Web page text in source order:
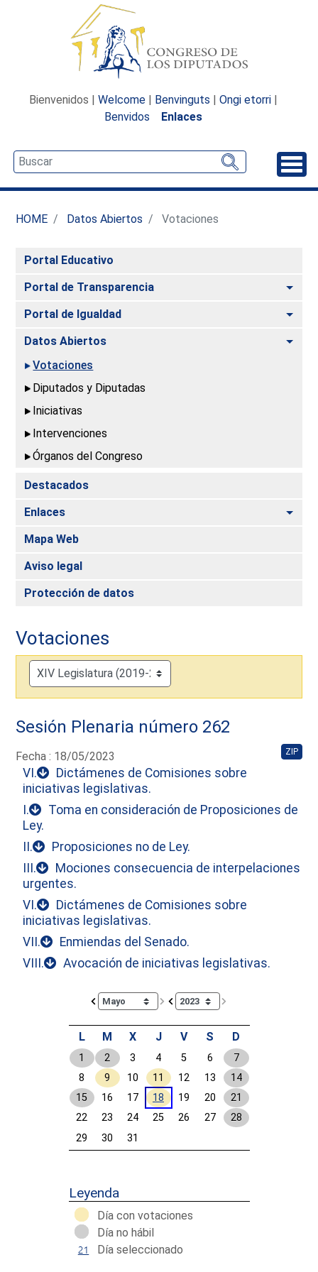
Bienvenidos | Welcome | Benvinguts | Ongi etorri |
Benvidos
Enlaces
HOME Datos Abiertos Votaciones
Portal Educativo
Portal de Transparencia
Portal de Igualdad
Datos Abiertos
Votaciones
Diputados y Diputadas
Iniciativas
Intervenciones
Órganos del Congreso
Destacados
Enlaces
Mapa Web
Aviso legal
Protección de datos
Votaciones
Sesión Plenaria número 262
Fecha : 18/05/2023 ZIP
VI.
Dictámenes de Comisiones sobre
iniciativas legislativas.
I.
Toma en consideración de Proposiciones de
Ley.
II.
Proposiciones no de Ley.
III.
Mociones consecuencia de interpelaciones
urgentes.
VI.
Dictámenes de Comisiones sobre
iniciativas legislativas.
VII.
Enmiendas del Senado.
VIII.
Avocación de iniciativas legislativas.
Calendar io de actividades. Doce Legislatura
L M X J V S D
1 2 3 4 5 6
7
8
9 10 11 12 13
14
15
16 17 18 19 20
21
22
23 24 25 26 27
28
29
30 31
Leyenda
Día con votaciones
Día no hábil
Día seleccionado